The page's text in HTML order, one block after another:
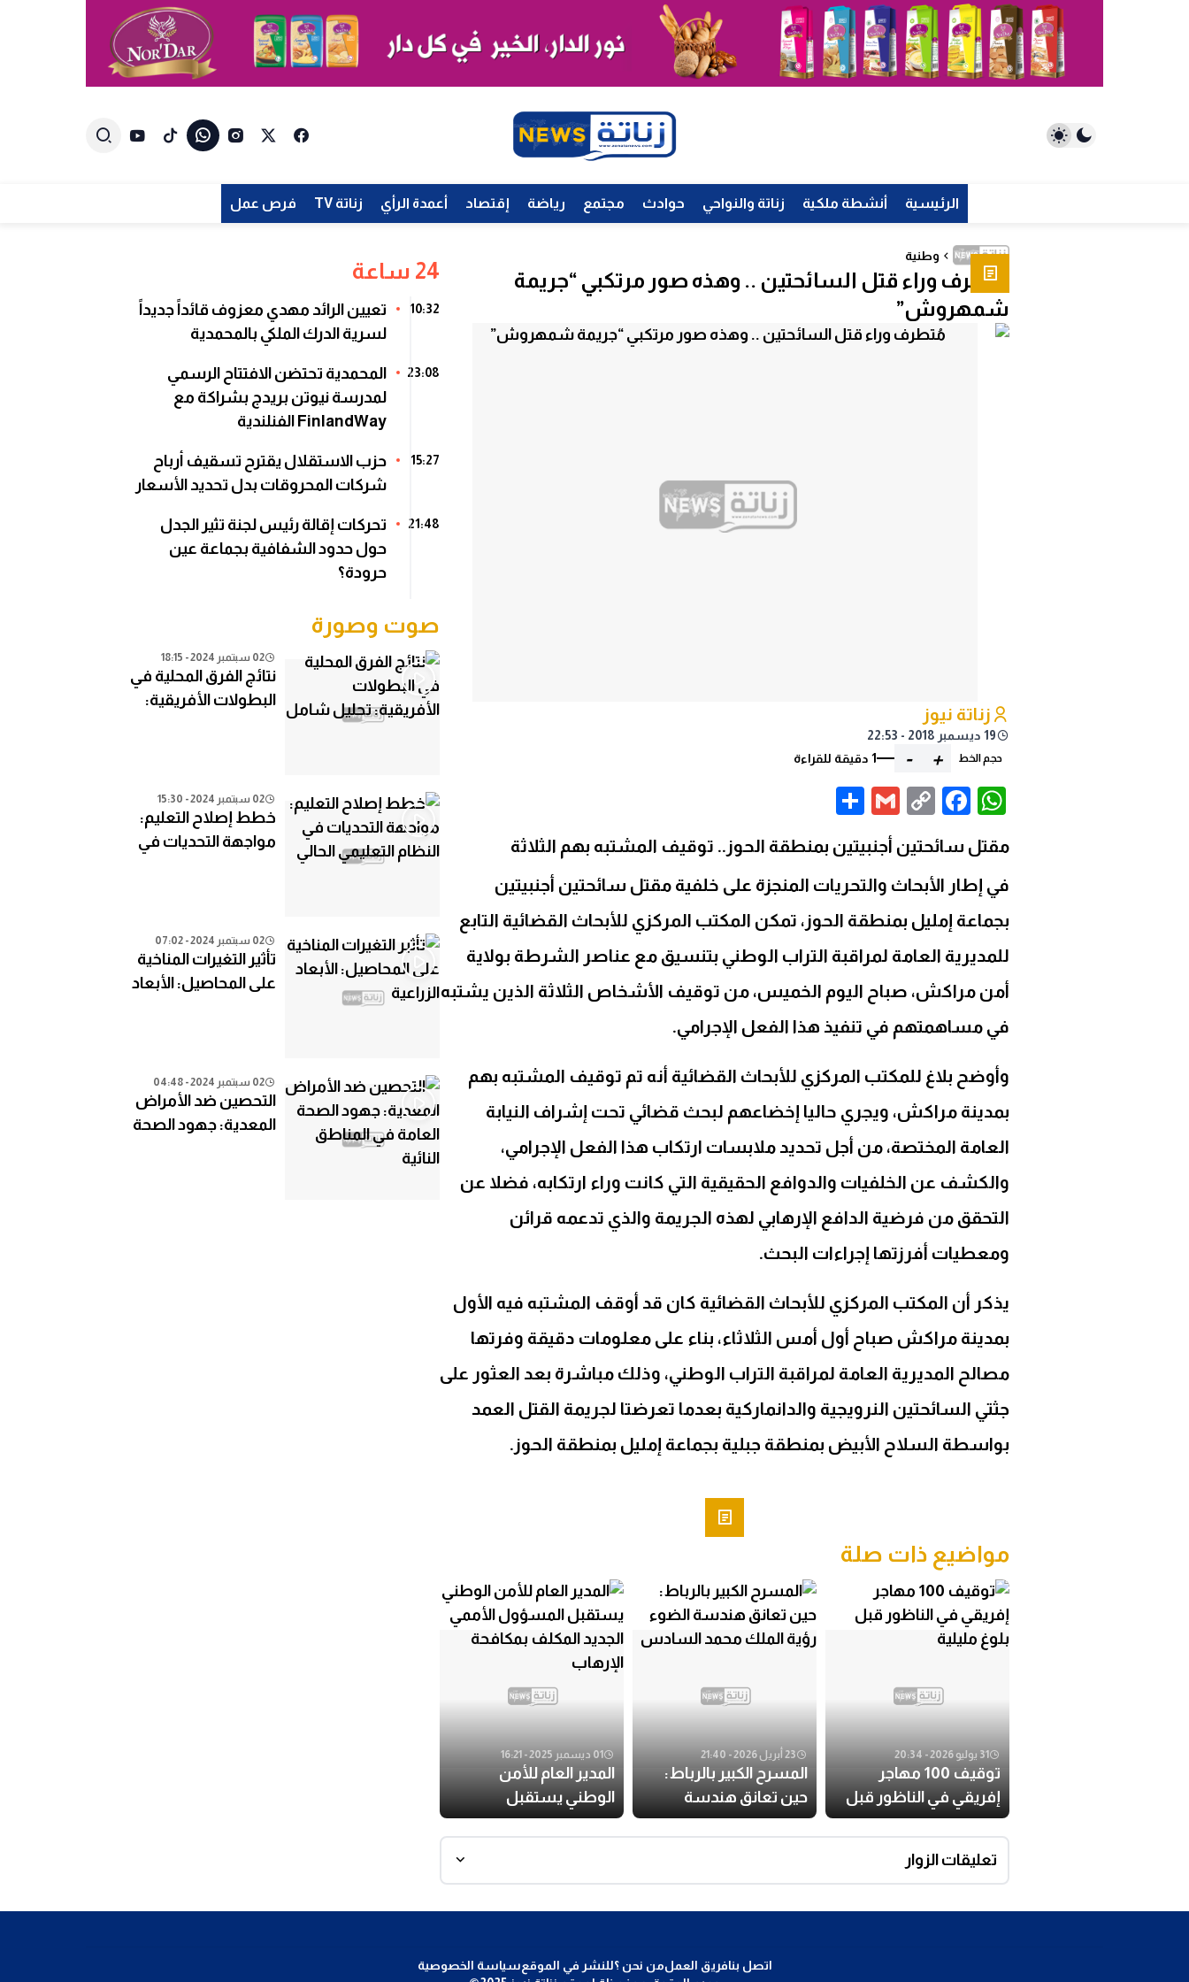
الرئيسية أنشطة ملكية زناتة والنواحي حوادث مجتمع رياضة إقتصاد أعمدة الرأي زناتة TV فرص عمل
وطنية
مُتطرف وراء قتل السائحتين .. وهذه صور مرتكبي “جريمة
شمهروش”
زناتة نيوز
19 ديسمبر 2018 - 22:53
حجم الخط +
- 1 دقيقة للقراءة
WhatsApp
Facebook
Copy
Link
Gmail
مقتل سائحتين أجنبيتين بمنطقة الحوز.. توقيف المشتبه بهم الثلاثة
في إطار الأبحاث والتحريات المنجزة على خلفية مقتل سائحتين أجنبيتين
بجماعة إمليل بمنطقة الحوز، تمكن المكتب المركزي للأبحاث القضائية التابع
للمديرية العامة لمراقبة التراب الوطني بتنسيق مع عناصر الشرطة بولاية
أمن مراكش، صباح اليوم الخميس، من توقيف الأشخاص الثلاثة الذين يشتبه
في مساهمتهم في تنفيذ هذا الفعل الإجرامي.
وأوضح بلاغ للمكتب المركزي للأبحاث القضائية أنه تم توقيف المشتبه بهم
بمدينة مراكش، ويجري حاليا إخضاعهم لبحث قضائي تحت إشراف النيابة
العامة المختصة، من أجل تحديد ملابسات ارتكاب هذا الفعل الإجرامي،
والكشف عن الخلفيات والدوافع الحقيقية التي كانت وراء ارتكابه، فضلا عن
التحقق من فرضية الدافع الإرهابي لهذه الجريمة والذي تدعمه قرائن
ومعطيات أفرزتها إجراءات البحث.
يذكر أن المكتب المركزي للأبحاث القضائية كان قد أوقف المشتبه فيه الأول
بمدينة مراكش صباح أول أمس الثلاثاء، بناء على معلومات دقيقة وفرتها
مصالح المديرية العامة لمراقبة التراب الوطني، وذلك مباشرة بعد العثور على
جثتي السائحتين النرويجية والدانماركية بعدما تعرضتا لجريمة القتل العمد
بواسطة السلاح الأبيض بمنطقة جبلية بجماعة إمليل بمنطقة الحوز.
مواضيع ذات صلة
31 يوليو 2026 - 20:34
توقيف 100 مهاجر
إفريقي في الناظور قبل
بلوغ مليلية
23 أبريل 2026 - 21:40
المسرح الكبير بالرباط:
حين تعانق هندسة
الضوء رؤية الملك محمد
01 ديسمبر 2025 - 16:21
المدير العام للأمن
الوطني يستقبل
المسؤول الأممي الجديد
تعليقات الزوار
24 ساعة
10:32
تعيين الرائد مهدي معزوف قائداً جديداً
لسرية الدرك الملكي بالمحمدية
23:08
المحمدية تحتضن الافتتاح الرسمي
لمدرسة نيوتن بريدج بشراكة مع
FinlandWay الفنلندية
15:27
حزب الاستقلال يقترح تسقيف أرباح
شركات المحروقات بدل تحديد الأسعار
21:48
تحركات إقالة رئيس لجنة تثير الجدل
حول حدود الشفافية بجماعة عين
حرودة؟
صوت وصورة
02 سبتمبر 2024 - 18:15
نتائج الفرق المحلية في
البطولات الأفريقية:
02 سبتمبر 2024 - 15:30
خطط إصلاح التعليم:
مواجهة التحديات في
02 سبتمبر 2024 - 07:02
تأثير التغيرات المناخية
على المحاصيل: الأبعاد
02 سبتمبر 2024 - 04:48
التحصين ضد الأمراض
المعدية: جهود الصحة
اتصل بنافريق العملمن نحن ؟للنشر في الموقعسياسة الخصوصية